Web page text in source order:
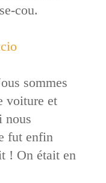
cou.
sommes
voiture et
nous
fut enfin
! On était en